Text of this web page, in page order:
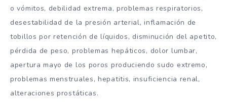
o vómitos, debilidad extrema, problemas respiratorios,
desestabilidad de la presión arterial, inflamación de
tobillos por retención de líquidos, disminución del apetito,
pérdida de peso, problemas hepáticos, dolor lumbar,
apertura mayo de los poros produciendo sudo extremo,
problemas menstruales, hepatitis, insuficiencia renal,
alteraciones prostáticas.